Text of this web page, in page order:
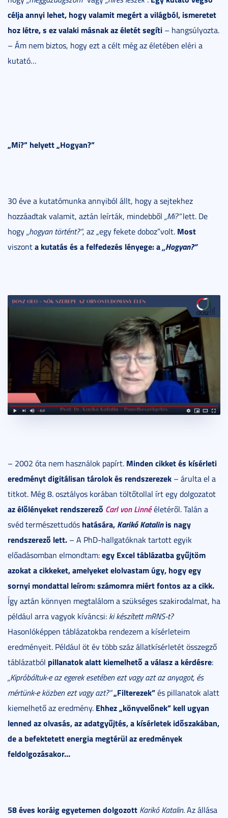
célja annyi lehet, hogy valamit megért a világból, ismeretet
hoz létre, s ez valaki másnak az életét segíti – hangsúlyozta.
– Ám nem biztos, hogy ezt a célt még az életében eléri a
kutató…
„Mi?” helyett „Hogyan?”
30 éve a kutatómunka annyiból állt, hogy a sejtekhez
hozzáadtak valamit, aztán leírták, mindebből „Mi?”lett. De
hogy„hogyan történt?”, az „egy fekete doboz”volt. Most
viszonta kutatás és a felfedezés lényege: a„Hogyan?”
– 2002 óta nem használok papírt. Minden cikket és kísérleti
eredményt digitálisan tárolok és rendszerezek – árulta el a
titkot. Még 8. osztályos korában töltőtollal írt egy dolgozatot
az élőlényeket rendszerező Carl von Linnééletéről. Talán a
svéd természettudós hatására, Karikó Katalinis nagy
rendszerező lett. – A PhD-hallgatóknak tartott egyik
előadásomban elmondtam:egy Excel táblázatba gyűjtöm
azokat a cikkeket, amelyeket elolvastam úgy, hogy egy
sornyi mondattal leírom: számomra miért fontos az a cikk.
Így aztán könnyen megtalálom a szükséges szakirodalmat, ha
például arra vagyok kíváncsi: ki készített mRNS-t?
Hasonlóképpen táblázatokba rendezem a kísérleteim
eredményeit. Például öt év több száz állatkísérletét összegző
táblázatból pillanatok alatt kiemelhető a válasz a kérdésre:
„Kipróbáltuk-e az egerek esetében ezt vagy azt az anyagot, és
mértünk-e közben ezt vagy azt?”„Filterezek”és pillanatok alatt
kiemelhető az eredmény. Ehhez „könyvelőnek” kell ugyan
lenned az olvasás, az adatgyűjtés, a kísérletek időszakában,
de a befektetett energia megtérül az eredmények
feldolgozásakor…
58 éves koráig egyetemen dolgozott Karikó Katalin. Az állása